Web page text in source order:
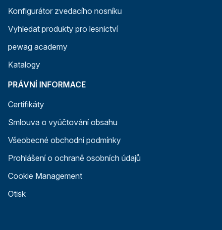
Konfigurátor zvedacího nosníku
Vyhledat produkty pro lesnictví
pewag academy
Katalogy
PRÁVNÍ INFORMACE
Certifikáty
Smlouva o vyúčtování obsahu
Všeobecné obchodní podmínky
Prohlášení o ochraně osobních údajů
Cookie Management
Otisk